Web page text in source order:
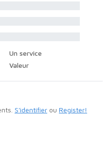
Un service
Valeur
S'identifier ou Register!